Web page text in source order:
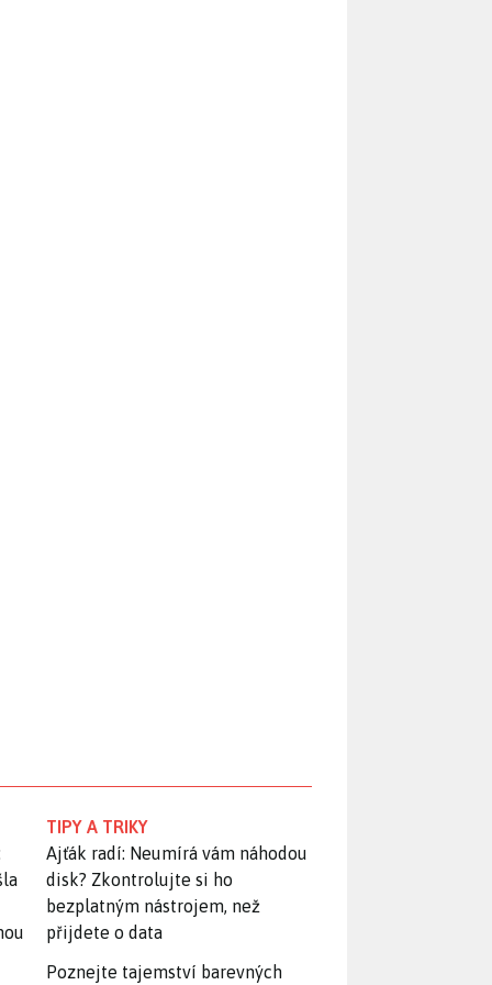
TIPY A TRIKY
Ajťák radí: Neumírá vám náhodou
disk? Zkontrolujte si ho
bezplatným nástrojem, než
přijdete o data
Poznejte tajemství barevných